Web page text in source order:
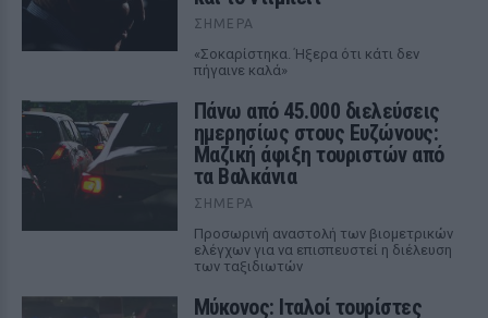
ΣΉΜΕΡΑ
«Σοκαρίστηκα. Ήξερα ότι κάτι δεν
πήγαινε καλά»
Πάνω από 45.000 διελεύσεις
ημερησίως στους Ευζώνους:
Μαζική άφιξη τουριστών από
τα Βαλκάνια
ΣΉΜΕΡΑ
Προσωρινή αναστολή των βιομετρικών
ελέγχων για να επισπευστεί η διέλευση
των ταξιδιωτών
Μύκονος: Ιταλοί τουρίστες